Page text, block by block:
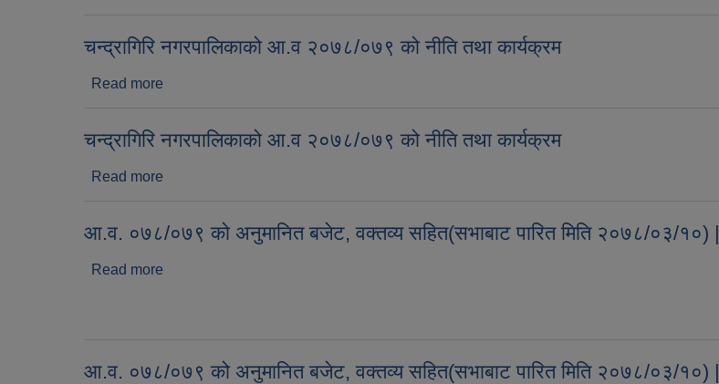
चन्द्रागिरि नगरपालिकाको आ.व २०७८/०७९ को नीति तथा कार्यक्रम
Read more
चन्द्रागिरि नगरपालिकाको आ.व २०७८/०७९ को नीति तथा कार्यक्रम
Read more
आ.व. ०७८/०७९ को अनुमानित बजेट, वक्तव्य सहित(सभाबाट पारित मिति २०७८/०३/१०) |
Read more
आ.व. ०७८/०७९ को अनुमानित बजेट, वक्तव्य सहित(सभाबाट पारित मिति २०७८/०३/१०) |